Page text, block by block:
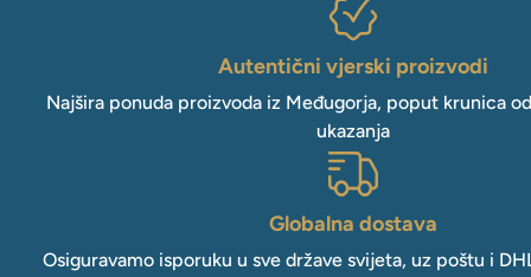
Autentični vjerski proizvodi
Najšira ponuda proizvoda iz Međugorja, poput krunica
ukazanja
Globalna dostava
Osiguravamo isporuku u sve države svijeta, uz poštu i